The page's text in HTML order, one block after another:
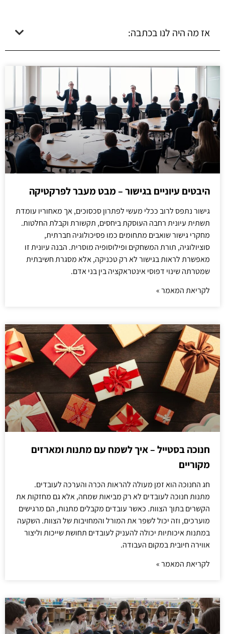
אז מה היה לנו בכתבה:
היבטים עיוניים בגישור – מבט מעבר לפרקטיקה
גישור נתפס לרוב ככלי מעשי לפתרון סכסוכים, אך מאחוריו עומדת
תשתית עיונית רחבה העוסקת ביחסים, תקשורת וקבלת החלטות.
מחקרי גישור שואבים מתחומים כמו פסיכולוגיה חברתית,
סוציולוגיה, תורת המשחקים ופילוסופיה מוסרית. הבנה עיונית זו
מאפשרת לראות בגישור לא רק טכניקה, אלא מסגרת חשיבתית
שמטרתה שינוי דפוסי אינטראקציה בין בני אדם.
לקריאת המאמר »
חנוכה בסטייל – איך לשמח עם מתנות ומארזים
מקוריים
חג החנוכה הוא זמן מעולה להראות הכרה והערכה לעובדים.
מתנות חנוכה לעובדים לא רק מביאות שמחה, אלא גם מחזקות את
הקשרים בתוך הצוות. כאשר עובדים מקבלים מתנות, הם מרגישים
מוערכים, וזה יכול לשפר את המורל והמחויבות של הצוות. השקעה
במתנות איכותיות יכולה להעניק לעובדים תחושת שייכות וליצור
אווירה חיובית במקום העבודה.
לקריאת המאמר »